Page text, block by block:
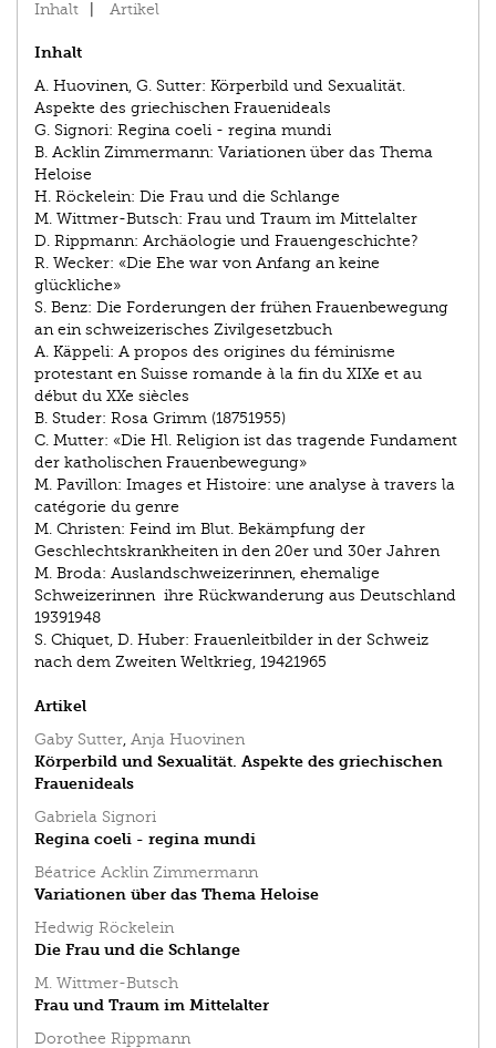
Inhalt Artikel
Inhalt
A. Huovinen, G. Sutter: Körperbild und Sexualität.
Aspekte des griechischen Frauenideals
G. Signori: Regina coeli - regina mundi
B. Acklin Zimmermann: Variationen über das Thema
Heloise
H. Röckelein: Die Frau und die Schlange
M. Wittmer-Butsch: Frau und Traum im Mittelalter
D. Rippmann: Archäologie und Frauengeschichte?
R. Wecker: «Die Ehe war von Anfang an keine
glückliche»
S. Benz: Die Forderungen der frühen Frauenbewegung
an ein schweizerisches Zivilgesetzbuch
A. Käppeli: A propos des origines du féminisme
protestant en Suisse romande à la fin du XIXe et au
début du XXe siècles
B. Studer: Rosa Grimm (1875­1955)
C. Mutter: «Die Hl. Religion ist das tragende Fundament
der katholischen Frauenbewegung»
M. Pavillon: Images et Histoire: une analyse à travers la
catégorie du genre
M. Christen: Feind im Blut. Bekämpfung der
Geschlechtskrankheiten in den 20er und 30er Jahren
M. Broda: Auslandschweizerinnen, ehemalige
Schweizerinnen ­ ihre Rückwanderung aus Deutschland
1939­1948
S. Chiquet, D. Huber: Frauenleitbilder in der Schweiz
nach dem Zweiten Weltkrieg, 1942­1965
Artikel
Gaby Sutter, Anja Huovinen
Körperbild und Sexualität. Aspekte des griechischen
Frauenideals
Gabriela Signori
Regina coeli - regina mundi
Béatrice Acklin Zimmermann
Variationen über das Thema Heloise
Hedwig Röckelein
Die Frau und die Schlange
M. Wittmer-Butsch
Frau und Traum im Mittelalter
Dorothee Rippmann